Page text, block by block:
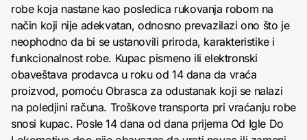
robe koja nastane kao posledica rukovanja robom na
način koji nije adekvatan, odnosno prevazilazi ono što je
neophodno da bi se ustanovili priroda, karakteristike i
funkcionalnost robe. Kupac pismeno ili elektronski
obaveštava prodavca u roku od 14 dana da vraća
proizvod, pomoću Obrasca za odustanak koji se nalazi
na poledjini računa. Troškove transporta pri vraćanju robe
snosi kupac. Posle 14 dana od dana prijema Od Igle Do